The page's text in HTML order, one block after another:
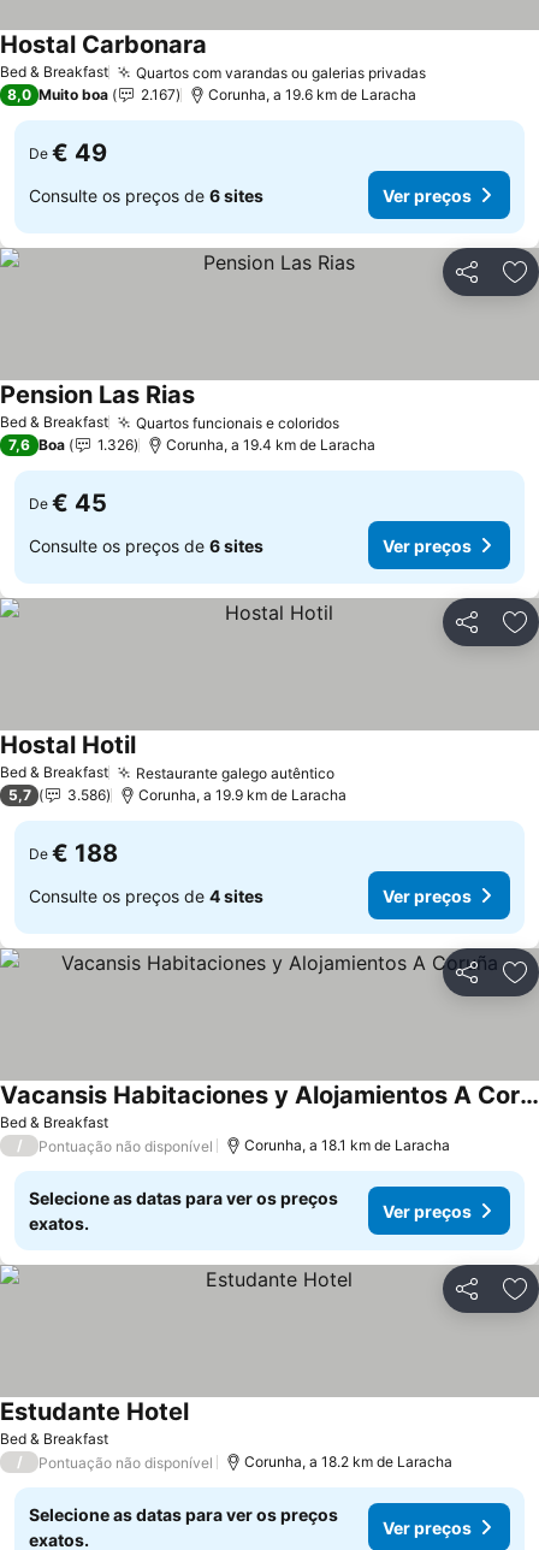
Bed & Breakfast Quartos com varandas ou galerias privadasVer preços
Hostal Carbonara
8,0 Muito boa 2.167 Corunha, a 19.6 km de Laracha
De € 49
Consulte os preços de 6 sites Ver preços
Partilhar
Bed & Breakfast Quartos funcionais e coloridosVer preços
Pension Las RiasVer preços
7,6 Boa 1.326 Corunha, a 19.4 km de Laracha
De € 45
Consulte os preços de 6 sites Ver preços
Partilhar
Bed & Breakfast Restaurante galego autênticoVer preços
Hostal HotilVer preços
5,7 3.586 Corunha, a 19.9 km de Laracha
De € 188
Consulte os preços de 4 sites Ver preços
Partilhar
Bed & Breakfast
Vacansis Habitaciones y Alojamientos A Coruña
Ver preços
/ Pontuação não disponível Corunha, a 18.1 km de Laracha
Selecione as datas para ver os preços
exatos.
Ver preços
Partilhar
Bed & Breakfast
Estudante HotelVer preços
/ Pontuação não disponível Corunha, a 18.2 km de Laracha
Selecione as datas para ver os preços
exatos.
Ver preços